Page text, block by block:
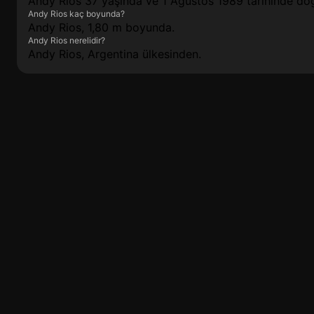
Andy Rios kaç boyunda?
Andy Rios, 1,80 m boyunda.
Andy Rios nerelidir?
Andy Rios, Argentina ülkesinden.